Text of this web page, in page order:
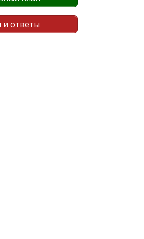
какой-либо ключевой
запомнить формулировки
и ответы